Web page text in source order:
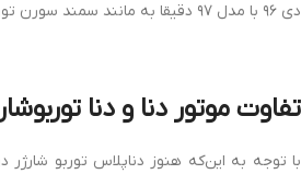
دی ۹۶ با مدل ۹۷ دقیقا به مانند سمند سورن توربوشارژر آغاز شد.
تفاوت موتور دنا و دنا
با توجه به این‌که هنوز دناپلاس توربو